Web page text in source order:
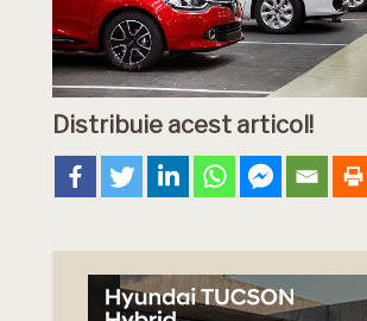
Distribuie acest articol!